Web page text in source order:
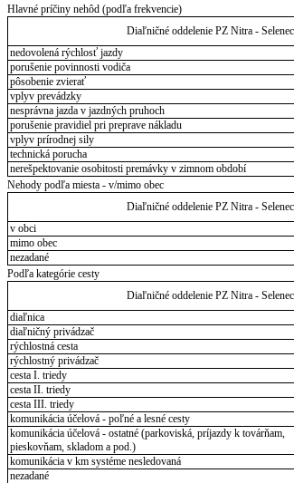
Hlavné príčiny nehôd (podľa frekvencie)
Diaľničné oddelenie PZ Nitra - Selenec
nedovolená rýchlosť jazdy
porušenie povinnosti vodiča
pôsobenie zvierať
vplyv prevádzky
nesprávna jazda v jazdných pruhoch
porušenie pravidiel pri preprave nákladu
vplyv prírodnej sily
technická porucha
nerešpektovanie osobitosti premávky v zimnom období
Nehody podľa miesta - v/mimo obec
Diaľničné oddelenie PZ Nitra - Selenec
v obci
mimo obec
nezadané
Podľa kategórie cesty
Diaľničné oddelenie PZ Nitra - Selenec
diaľnica
diaľničný privádzač
rýchlostná cesta
rýchlostný privádzač
cesta I. triedy
cesta II. triedy
cesta III. triedy
komunikácia účelová - poľné a lesné cesty
komunikácia účelová - ostatné (parkoviská, príjazdy k továrňam,
pieskovňam, skladom a pod.)
komunikácia v km systéme nesledovaná
nezadané